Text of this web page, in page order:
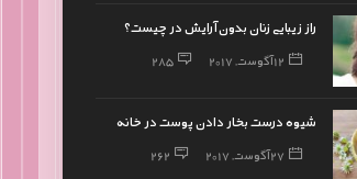
راز زیبایی زنان بدون آرایش در چیست؟
12 آگوست, 2017 285
شیوه درست بخار دادن پوست در خانه
27 آگوست, 2017 262